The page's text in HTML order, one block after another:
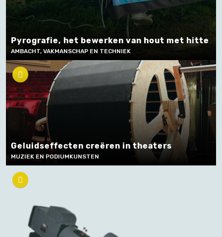
Pyrografie, het bewerken van hout met hitte
AMBACHT, VAKMANSCHAP EN TECHNIEK
Geluidseffecten creëren in theaters
MUZIEK EN PODIUMKUNSTEN